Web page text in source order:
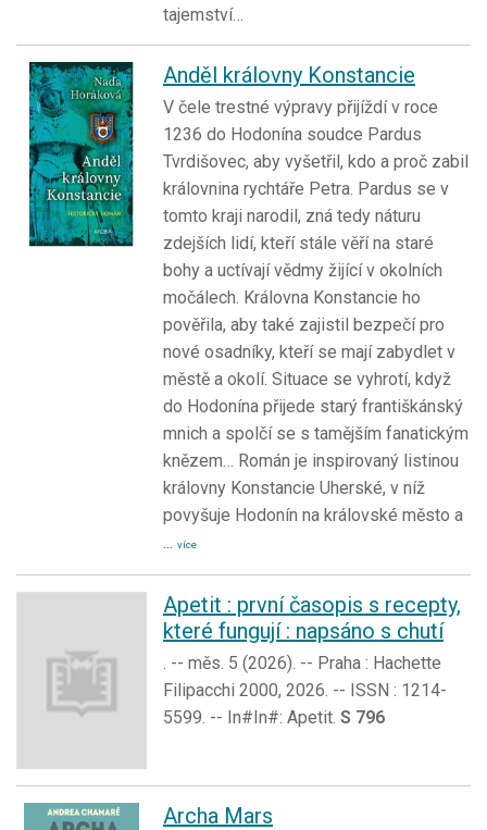
tajemství…
Anděl královny Konstancie
V čele trestné výpravy přijíždí v roce
1236 do Hodonína soudce Pardus
Tvrdišovec, aby vyšetřil, kdo a proč zabil
královnina rychtáře Petra. Pardus se v
tomto kraji narodil, zná tedy náturu
zdejších lidí, kteří stále věří na staré
bohy a uctívají vědmy žijící v okolních
močálech. Královna Konstancie ho
pověřila, aby také zajistil bezpečí pro
nové osadníky, kteří se mají zabydlet v
městě a okolí. Situace se vyhrotí, když
do Hodonína přijede starý františkánský
mnich a spolčí se s tamějším fanatickým
knězem… Román je inspirovaný listinou
královny Konstancie Uherské, v níž
povyšuje Hodonín na královské město a
... více
Apetit : první časopis s recepty,
které fungují : napsáno s chutí
. -- měs. 5 (2026). -- Praha : Hachette
Filipacchi 2000, 2026. -- ISSN : 1214-
5599. -- In#In#: Apetit. S 796
Archa Mars